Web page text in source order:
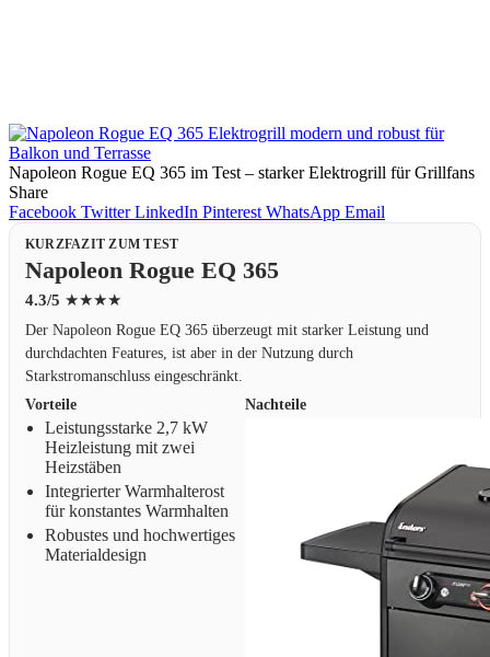
Napoleon Rogue EQ 365 im Test – starker Elektrogrill für Grillfans
Share
Facebook Twitter LinkedIn Pinterest WhatsApp Email
KURZFAZIT ZUM TEST
Napoleon Rogue EQ 365
4.3/5 ★★★★
Der Napoleon Rogue EQ 365 überzeugt mit starker Leistung und
durchdachten Features, ist aber in der Nutzung durch
Starkstromanschluss eingeschränkt.
Vorteile
Leistungsstarke 2,7 kW
Heizleistung mit zwei
Heizstäben
Integrierter Warmhalterost
für konstantes Warmhalten
Robustes und hochwertiges
Materialdesign
Nachteile